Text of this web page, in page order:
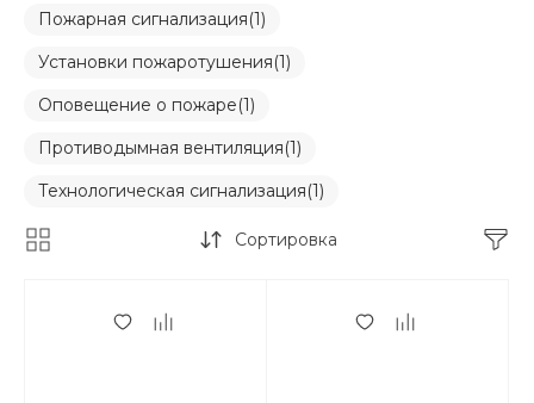
Пожарная сигнализация(1)
Установки пожаротушения(1)
Оповещение о пожаре(1)
Противодымная вентиляция(1)
Технологическая сигнализация(1)
Сортировка